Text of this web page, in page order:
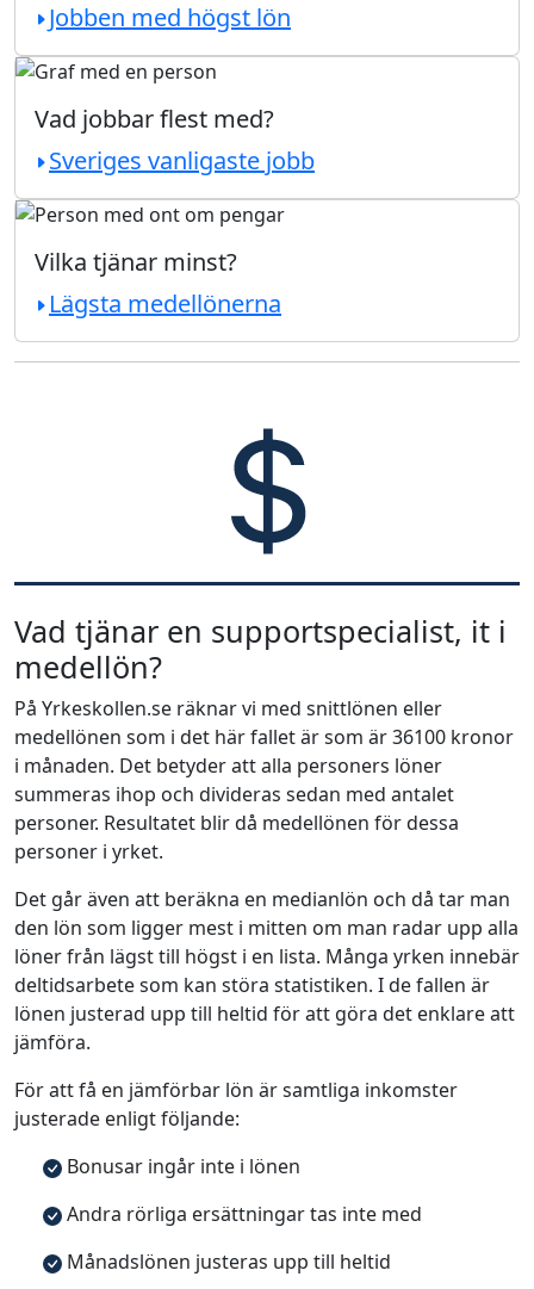
Jobben med högst lön
Vad jobbar flest med?
Sveriges vanligaste jobb
Vilka tjänar minst?
Lägsta medellönerna
Vad tjänar en supportspecialist, it i
medellön?
På Yrkeskollen.se räknar vi med snittlönen eller
medellönen som i det här fallet är som är 36100 kronor
i månaden. Det betyder att alla personers löner
summeras ihop och divideras sedan med antalet
personer. Resultatet blir då medellönen för dessa
personer i yrket.
Det går även att beräkna en medianlön och då tar man
den lön som ligger mest i mitten om man radar upp alla
löner från lägst till högst i en lista. Många yrken innebär
deltidsarbete som kan störa statistiken. I de fallen är
lönen justerad upp till heltid för att göra det enklare att
jämföra.
För att få en jämförbar lön är samtliga inkomster
justerade enligt följande:
Bonusar ingår inte i lönen
Andra rörliga ersättningar tas inte med
Månadslönen justeras upp till heltid